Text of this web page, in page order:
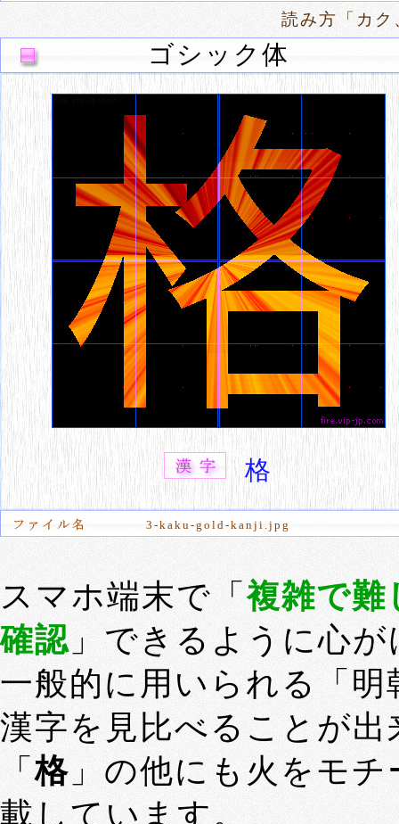
読み方「カ
ゴシック体
格
3-kaku-gold-kanji.jpg
スマホ端末で「複雑で難
確認 」できるように心
一般的に用いられる「
漢字を見比べることが出
「格 」の他にも火をモ
載しています。